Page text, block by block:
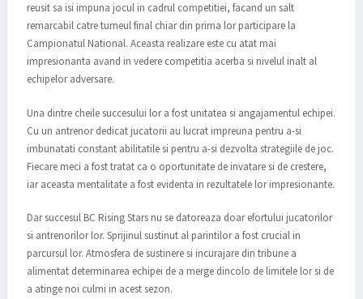
reusit sa isi impuna jocul in cadrul competitiei, facand un salt
remarcabil catre turneul final chiar din prima lor participare la
Campionatul National. Aceasta realizare este cu atat mai
impresionanta avand in vedere competitia acerba si nivelul inalt al
echipelor adversare.
Una dintre cheile succesului lor a fost unitatea si angajamentul echipei.
Cu un antrenor dedicat jucatorii au lucrat impreuna pentru a-si
imbunatati constant abilitatile si pentru a-si dezvolta strategiile de joc.
Fiecare meci a fost tratat ca o oportunitate de invatare si de crestere,
iar aceasta mentalitate a fost evidenta in rezultatele lor impresionante.
Dar succesul BC Rising Stars nu se datoreaza doar efortului jucatorilor
si antrenorilor lor. Sprijinul sustinut al parintilor a fost crucial in
parcursul lor. Atmosfera de sustinere si incurajare din tribune a
alimentat determinarea echipei de a merge dincolo de limitele lor si de
a atinge noi culmi in acest sezon.